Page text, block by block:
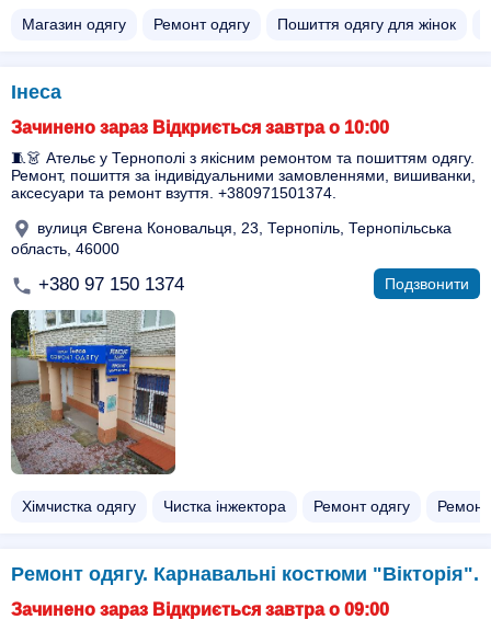
Магазин одягу Ремонт одягу Пошиття одягу для жінок
Інеса
Зачинено зараз Відкриється завтра о 10:00
🧵👗 Ательє у Тернополі з якісним ремонтом та пошиттям одягу.
Ремонт, пошиття за індивідуальними замовленнями, вишиванки,
аксесуари та ремонт взуття. +380971501374.
вулиця Євгена Коновальця, 23, Тернопіль, Тернопільська
область, 46000
+380 97 150 1374 Подзвонити
Хімчистка одягу Чистка інжектора Ремонт одягу
Ремонт одягу. Карнавальні костюми "Вікторія".
Зачинено зараз Відкриється завтра о 09:00